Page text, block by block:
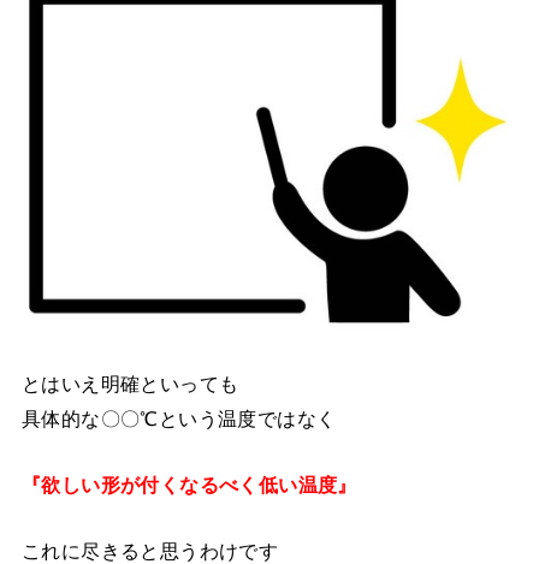
とはいえ明確といっても
具体的な〇〇℃という温度ではなく
『欲しい形が付くなるべく低い温度』
これに尽きると思うわけです